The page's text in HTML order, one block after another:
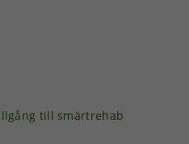
till smärtrehab